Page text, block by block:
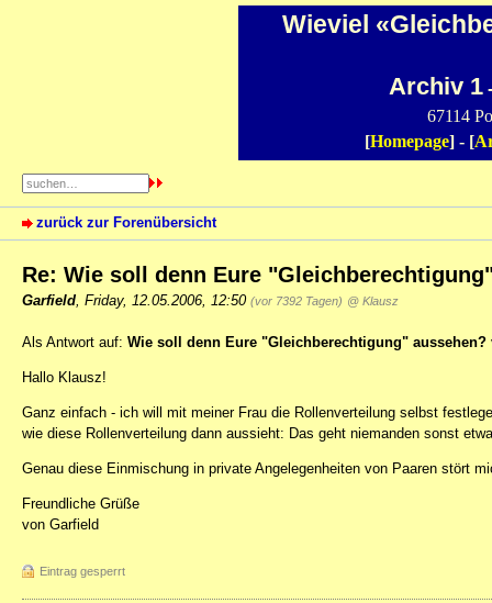
Wieviel
Archiv 1
67114
[Homepage] - [
zurück zur Forenübersicht
Re: Wie soll denn Eure
Garfield Friday, 12.05.2006, 12:50 (vor 7392 Tagen) @ Klausz
Als Antwort auf: Wie soll denn Eure "Gleichberechtigung" aussehen?
Hallo Klausz!
Ganz einfach - ich will mit meiner Frau die Rollenverteilung selbst
wie diese Rollenverteilung dann aussieht: Das geht niemanden sonst
Genau diese Einmischung in private Angelegenheiten von Paaren stört
Freundliche Grüße
von Garfield
Eintrag gesperrt